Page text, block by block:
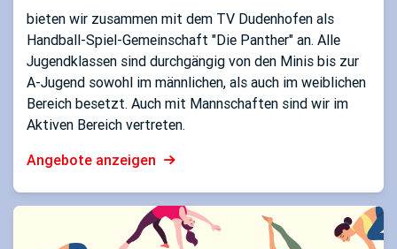
bieten wir zusammen mit dem TV Dudenhofen als
Handball-Spiel-Gemeinschaft "Die Panther" an. Alle
Jugendklassen sind durchgängig von den Minis bis zur
A-Jugend sowohl im männlichen, als auch im weiblichen
Bereich besetzt. Auch mit Mannschaften sind wir im
Aktiven Bereich vertreten.
Angebote anzeigen